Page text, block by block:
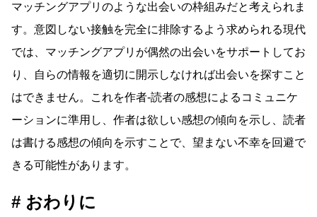
マッチングアプリのような出会いの枠組みだと考えられま
す。意図しない接触を完全に排除するよう求められる現代
では、マッチングアプリが偶然の出会いをサポートしてお
り、自らの情報を適切に開示しなければ出会いを探すこと
はできません。これを作者-読者の感想によるコミュニケ
ーションに準用し、作者は欲しい感想の傾向を示し、読者
は書ける感想の傾向を示すことで、望まない不幸を回避で
きる可能性があります。
おわりに